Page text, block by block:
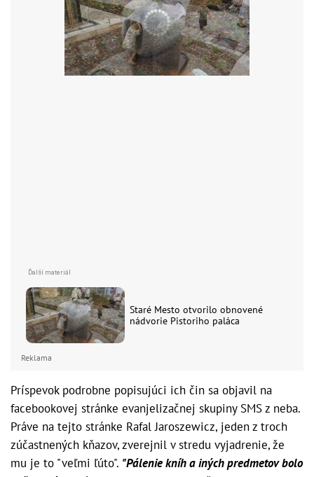
Staré Mesto otvorilo obnovené
nádvorie Pistoriho paláca
Reklama
Príspevok podrobne popisujúci ich čin sa objavil na
facebookovej stránke evanjelizačnej skupiny SMS z neba.
Práve na tejto stránke Rafal Jaroszewicz, jeden z troch
zúčastnených kňazov, zverejnil v stredu vyjadrenie, že
mu je to "veľmi ľúto". "Pálenie kníh a iných predmetov bolo